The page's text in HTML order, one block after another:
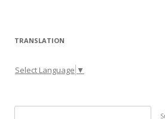
TRANSLATION
Select Language ▼